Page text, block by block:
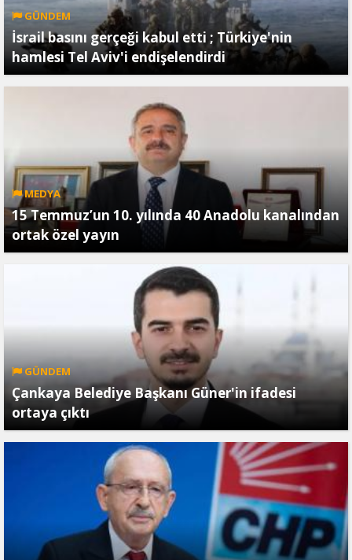
GÜNDEM
İsrail basını gerçeği kabul etti ; Türkiye'nin
hamlesi Tel Aviv'i endişelendirdi
MEDYA
15 Temmuz’un 10. yılında 40 Anadolu kanalından
ortak özel yayın
GÜNDEM
Çankaya Belediye Başkanı Güner'in ifadesi
ortaya çıktı